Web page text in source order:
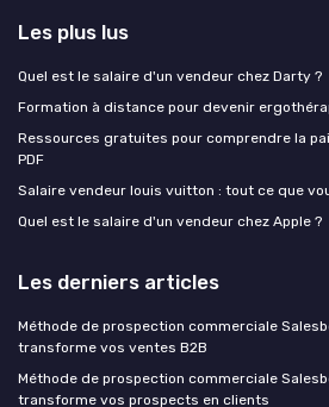
Les plus lus
Quel est le salaire d'un vendeur chez Darty ?
Formation à distance pour devenir
Ressources gratuites pour comprendre la
PDF
Salaire vendeur louis vuitton : tout ce que
Quel est le salaire d'un vendeur chez Apple ?
Les derniers articles
Méthode de prospection commerciale
transforme vos ventes B2B
Méthode de prospection commerciale
transforme vos prospects en clients